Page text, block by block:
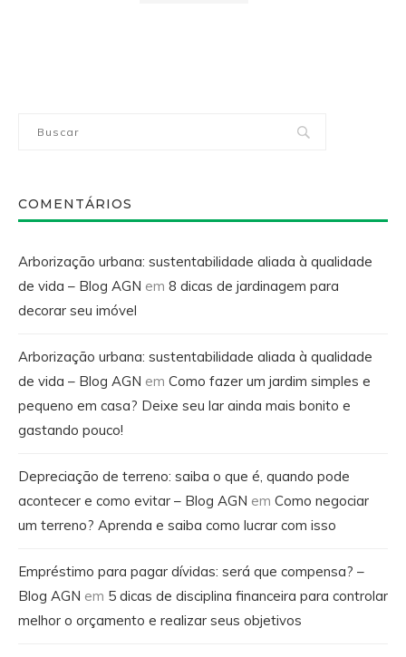
COMENTÁRIOS
Arborização urbana: sustentabilidade aliada à qualidade
de vida – Blog AGN em 8 dicas de jardinagem para
decorar seu imóvel
Arborização urbana: sustentabilidade aliada à qualidade
de vida – Blog AGN em Como fazer um jardim simples e
pequeno em casa? Deixe seu lar ainda mais bonito e
gastando pouco!
Depreciação de terreno: saiba o que é, quando pode
acontecer e como evitar – Blog AGN em Como negociar
um terreno? Aprenda e saiba como lucrar com isso
Empréstimo para pagar dívidas: será que compensa? –
Blog AGN em 5 dicas de disciplina financeira para controlar
melhor o orçamento e realizar seus objetivos